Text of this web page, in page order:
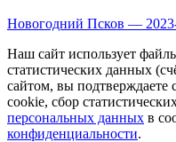
Новогодний Псков —
Наш сайт использует
статистических данных
сайтом, вы подтверждаете
cookie, сбор
персональных данных в
конфиденциальности.